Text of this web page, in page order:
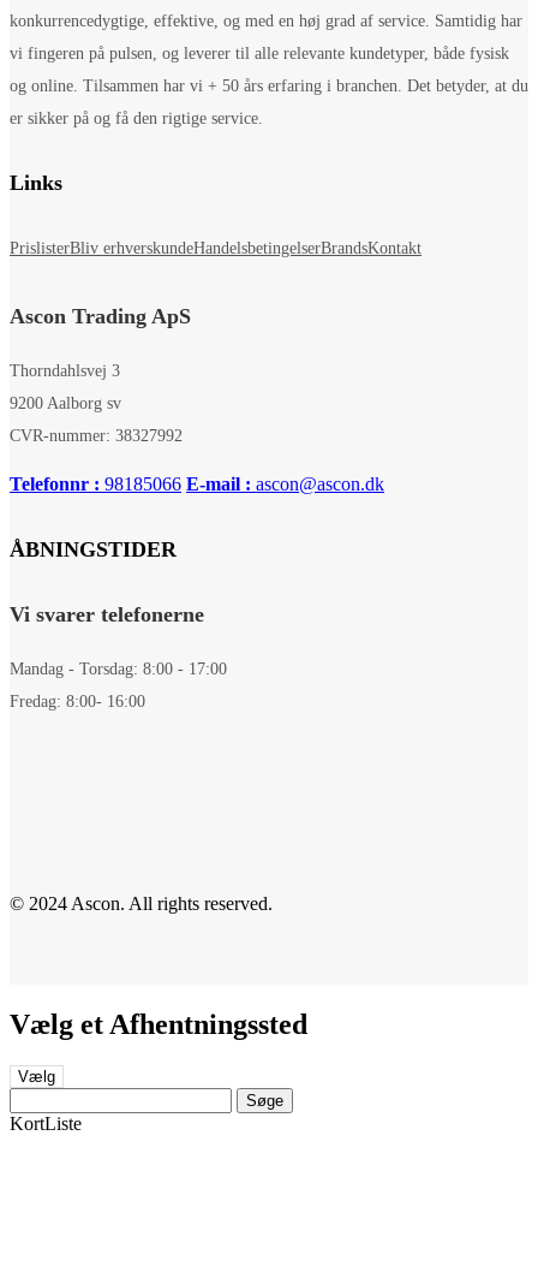
konkurrencedygtige, effektive, og med en høj grad af service. Samtidig har
vi fingeren på pulsen, og leverer til alle relevante kundetyper, både fysisk
og online. Tilsammen har vi + 50 års erfaring i branchen. Det betyder, at du
er sikker på og få den rigtige service.
Links
PrislisterBliv erhverskundeHandelsbetingelserBrandsKontakt
Ascon Trading ApS
Thorndahlsvej 3
9200 Aalborg sv
CVR-nummer: 38327992
Telefonnr : 98185066 E-mail : ascon@ascon.dk
ÅBNINGSTIDER
Vi svarer telefonerne
Mandag - Torsdag: 8:00 - 17:00
Fredag: 8:00- 16:00
© 2024 Ascon. All rights reserved.
Vælg et Afhentningssted
Vælg
Søge
KortListe